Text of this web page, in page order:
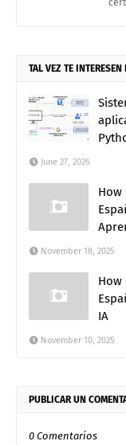
TAL VEZ TE INTERESEN
June 27, 2026
How
November 18, 2025
How
IA
November 10, 2025
PUBLICAR UN
0 Comentarios